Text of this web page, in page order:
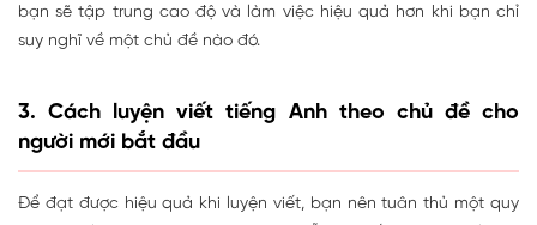
bạn sẽ tập trung cao độ và làm việc hiệu quả hơn khi bạn chỉ
suy nghĩ về một chủ đề nào đó.
3. Cách luyện viết tiếng Anh theo chủ đề cho
người mới bắt đầu
Để đạt được hiệu quả khi luyện viết, bạn nên tuân thủ một quy